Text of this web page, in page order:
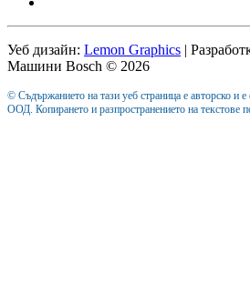
Уеб дизайн: Lemon Graphics |
Машини Bosch © 2026
© Съдържанието на тази уеб страница е авторско и
ООД. Копирането и разпространението на текстове